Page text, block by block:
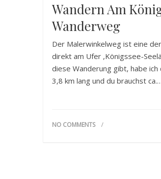
Wandern Am
Wanderweg
Der Malerwinkelweg ist eine
direkt am Ufer ‚Königssee-
diese Wanderung gibt, habe
3,8 km lang und du brauchst
NO COMMENTS